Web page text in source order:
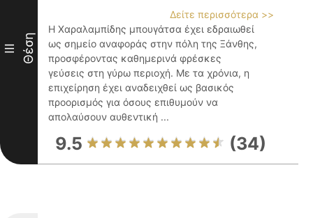
III Θέση
Δείτε περισσότερα >>
Η Χαραλαμπίδης μπουγάτσα έχει εδραιωθεί
ως σημείο αναφοράς στην πόλη της Ξάνθης,
προσφέροντας καθημερινά φρέσκες
γεύσεις στη γύρω περιοχή. Με τα χρόνια, η
επιχείρηση έχει αναδειχθεί ως βασικός
προορισμός για όσους επιθυμούν να
απολαύσουν αυθεντική ...
9.5 (34)